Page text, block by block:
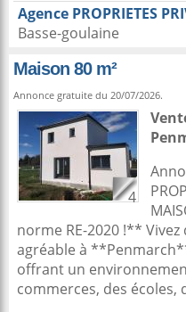
Agence PROPRIETES
Basse-goulaine
Maison 80 m²
Annonce gratuite du 20/07/2026.
4
norme RE-2020 !**
agréable à
offrant un
commerces, des écoles,